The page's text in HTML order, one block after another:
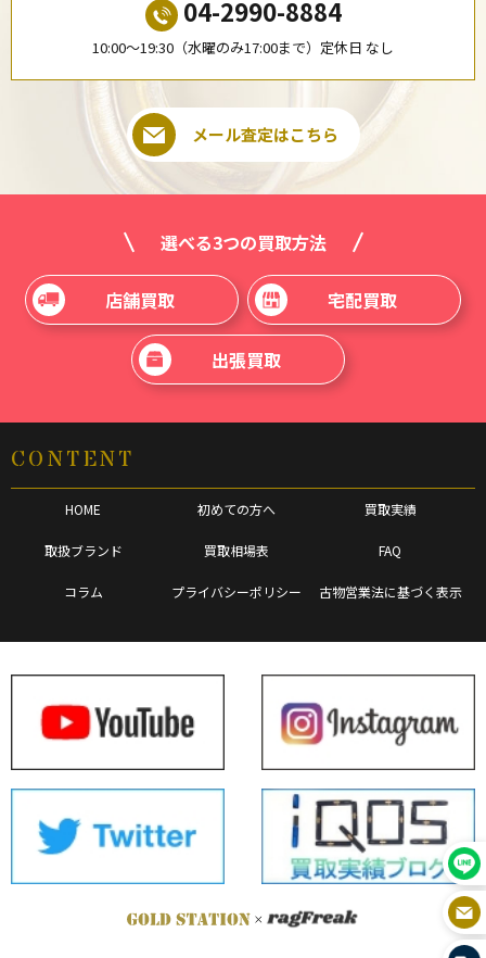
04-2990-8884
10:00〜19:30（水曜のみ17:00まで）定休日 なし
メール査定はこちら
選べる3つの買取方法
店舗買取 宅配買取
出張買取
CONTENT
HOME 初めての方へ 買取実績
取扱ブランド 買取相場表 FAQ
コラム プライバシーポリシー 古物営業法に基づく表示